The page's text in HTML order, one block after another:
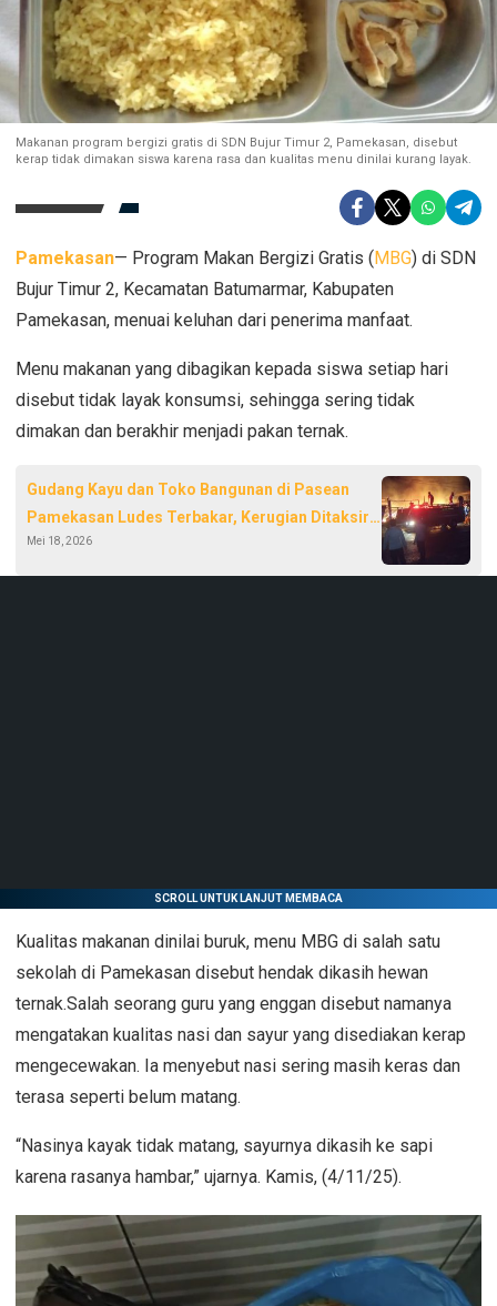
Makanan program bergizi gratis di SDN Bujur Timur 2, Pamekasan, disebut
kerap tidak dimakan siswa karena rasa dan kualitas menu dinilai kurang layak.
Pamekasan— Program Makan Bergizi Gratis ( MBG) di SDN
Bujur Timur 2, Kecamatan Batumarmar, Kabupaten
Pamekasan, menuai keluhan dari penerima manfaat.
Menu makanan yang dibagikan kepada siswa setiap hari
disebut tidak layak konsumsi, sehingga sering tidak
dimakan dan berakhir menjadi pakan ternak.
Gudang Kayu dan Toko Bangunan di Pasean
Pamekasan Ludes Terbakar, Kerugian Ditaksir
Rp 2 Miliar
Mei 18, 2026
SCROLL UNTUK LANJUT MEMBACA
Kualitas makanan dinilai buruk, menu MBG di salah satu
sekolah di Pamekasan disebut hendak dikasih hewan
ternak.Salah seorang guru yang enggan disebut namanya
mengatakan kualitas nasi dan sayur yang disediakan kerap
mengecewakan. Ia menyebut nasi sering masih keras dan
terasa seperti belum matang.
“Nasinya kayak tidak matang, sayurnya dikasih ke sapi
karena rasanya hambar,” ujarnya. Kamis, (4/11/25).